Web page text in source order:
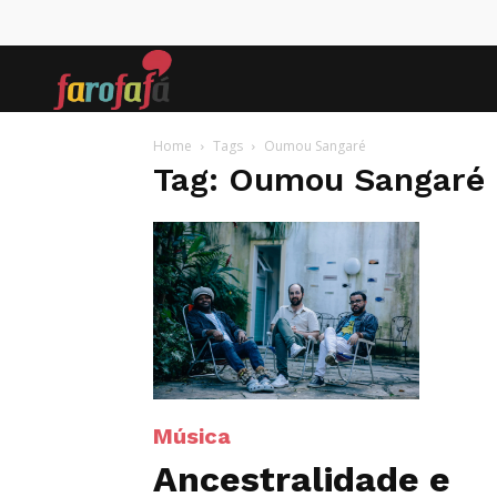
Home Tags Oumou Sangaré
Tag: Oumou Sangaré
Música
Ancestralidade e